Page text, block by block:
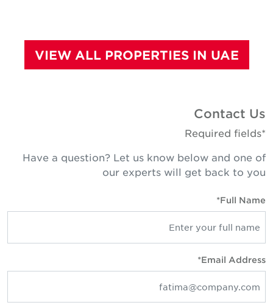
VIEW ALL PROPERTIES IN UAE
Contact Us
*Required fields
Have a question? Let us know below and one of
our experts will get back to you
Full Name*
Email Address*